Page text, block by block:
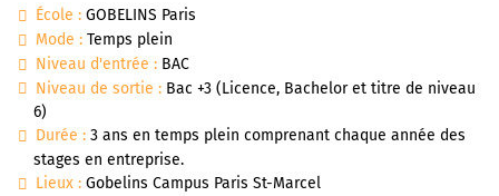
École : GOBELINS Paris
Mode : Temps plein
Niveau d'entrée : BAC
Niveau de sortie : Bac +3 (Licence, Bachelor et titre de niveau
6)
Durée : 3 ans en temps plein comprenant chaque année des
stages en entreprise.
Lieux : Gobelins Campus Paris St-Marcel